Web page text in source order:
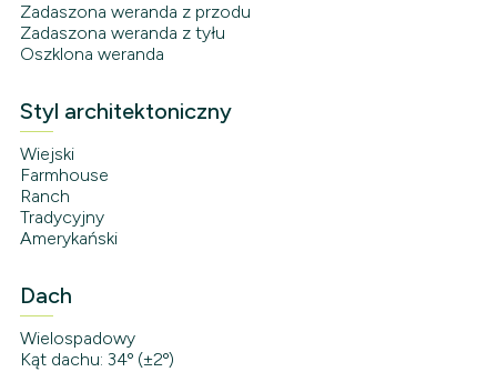
Zadaszona weranda z przodu
Zadaszona weranda z tyłu
Oszklona weranda
Styl architektoniczny
Wiejski
Farmhouse
Ranch
Tradycyjny
Amerykański
Dach
Wielospadowy
Kąt dachu: 34º (±2º)